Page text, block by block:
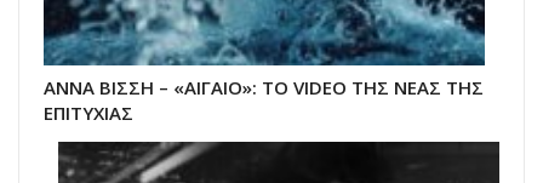
ΑΝΝΑ ΒΙΣΣΗ – «ΑΙΓΑΙΟ»: ΤΟ VIDEO ΤΗΣ ΝΕΑΣ ΤΗΣ
ΕΠΙΤΥΧΙΑΣ